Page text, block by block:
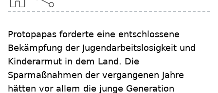
Protopapas forderte eine entschlossene
Bekämpfung der Jugendarbeitslosigkeit und
Kinderarmut in dem Land. Die
Sparmaßnahmen der vergangenen Jahre
hätten vor allem die junge Generation